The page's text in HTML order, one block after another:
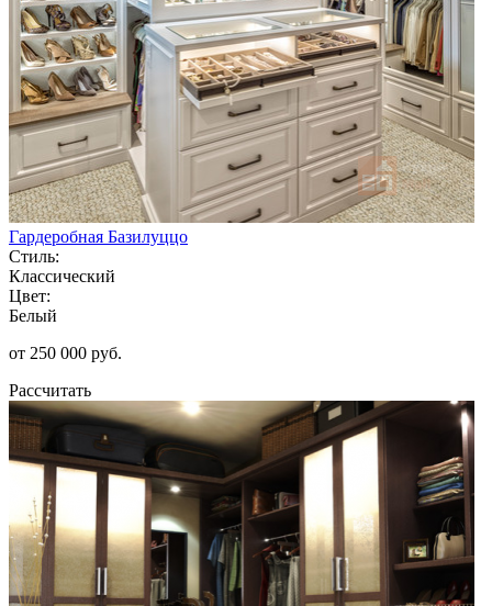
Гардеробная Базилуццо
Стиль:
Классический
Цвет:
Белый
от 250 000 руб.
Рассчитать